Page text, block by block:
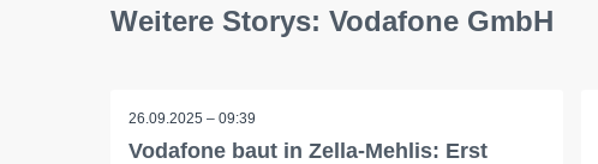
Weitere Storys: Vodafone GmbH
26.09.2025 – 09:39
Vodafone baut in Zella-Mehlis: Erst